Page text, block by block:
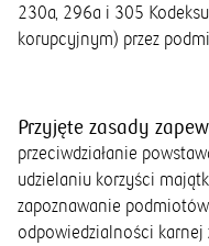
230a, 296a i 305
korupcyjnym) przez
Przyjęte zasady
przeciwdziałanie
udzielaniu korzyści
zapoznawanie
odpowiedzialności karnej